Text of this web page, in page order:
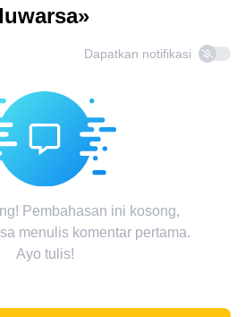
Dapatkan notifikasi
Pembahasan ini kosong,
menulis komentar pertama.
Ayo tulis!